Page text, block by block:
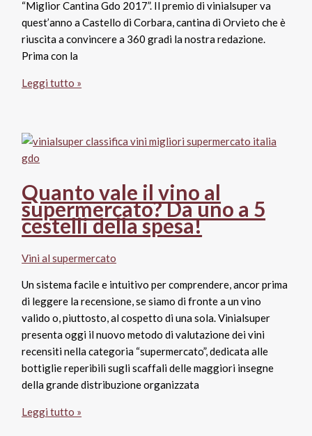
“Miglior Cantina Gdo 2017”. Il premio di vinialsuper va
quest’anno a Castello di Corbara, cantina di Orvieto che è
riuscita a convincere a 360 gradi la nostra redazione.
Prima con la
Castello
“Miglior
Cantina
Gdo
2017”
per
vinialsuper
Leggi tutto »
Quanto vale il vino al
supermercato? Da uno a 5
cestelli della spesa!
Vini al supermercato
Un sistema facile e intuitivo per comprendere, ancor prima
di leggere la recensione, se siamo di fronte a un vino
valido o, piuttosto, al cospetto di una sola. Vinialsuper
presenta oggi il nuovo metodo di valutazione dei vini
recensiti nella categoria “supermercato”, dedicata alle
bottiglie reperibili sugli scaffali delle maggiori insegne
della grande distribuzione organizzata
Quanto
Leggi tutto »